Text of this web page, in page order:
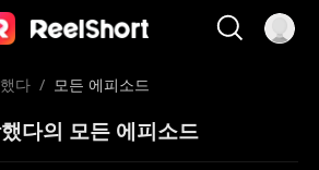
다 / 모든 에피소드
다의 모든 에피소드